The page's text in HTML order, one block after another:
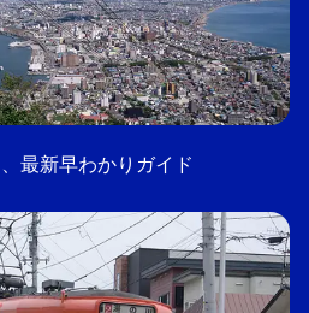
最新早わかりガイド